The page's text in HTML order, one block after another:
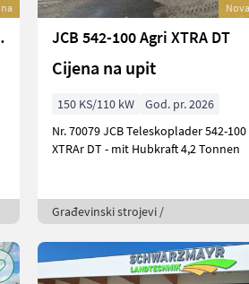
1350 JCB 542-100 Agri XTRA DT
Cijena na upit
150 KS/110 kW
God. pr. 2026
Nr. 70079 JCB Teleskoplader 542-100 Agri
XTRAr DT - mit Hubkraft 4,2 Tonnen
Građevinski strojevi /